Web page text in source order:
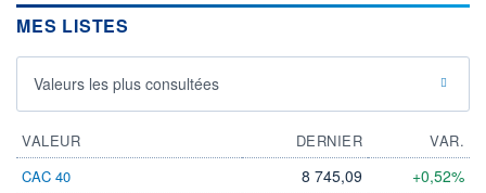
MES LISTES
Valeurs les plus consultées
VALEUR DERNIER
VAR.
CAC 40
8 745,09 +0,52%